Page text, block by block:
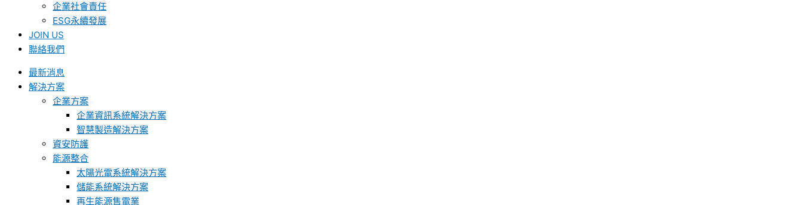
企業社會責任
ESG永續發展
JOIN US
聯絡我們
最新消息
解決方案
企業方案
企業資訊系統解決方案
智慧製造解決方案
資安防護
能源整合
太陽光電系統解決方案
儲能系統解決方案
再生能源售電業